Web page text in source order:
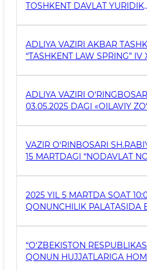
TOSHKENT DAVLAT YURIDIK
BITIRUVCHILARIGA TABRIGI
ADLIYA VAZIRI AKBAR
“TASHKENT LAW SPRING”
KIRISH SO‘ZI (29.05.2025)
ADLIYA VAZIRI
03.05.2025 DAGI «OILAVIY
MONITORINGI»
SUHBATIGA KIRISH SO‘ZI
VAZIR O‘RINBOSARI
15 MARTDAGI “NODAVLAT
OCHILISH MAROSIMIDAGI
2025 YIL 5 MARTDA SOAT
QONUNCHILIK PALATASIDA
HUQUQBUZARLIKLAR
KUCHAYTIRISHGA
RESPUBLIKASI QONUNI
“O‘ZBEKISTON
QONUN HUJJATLARIGA